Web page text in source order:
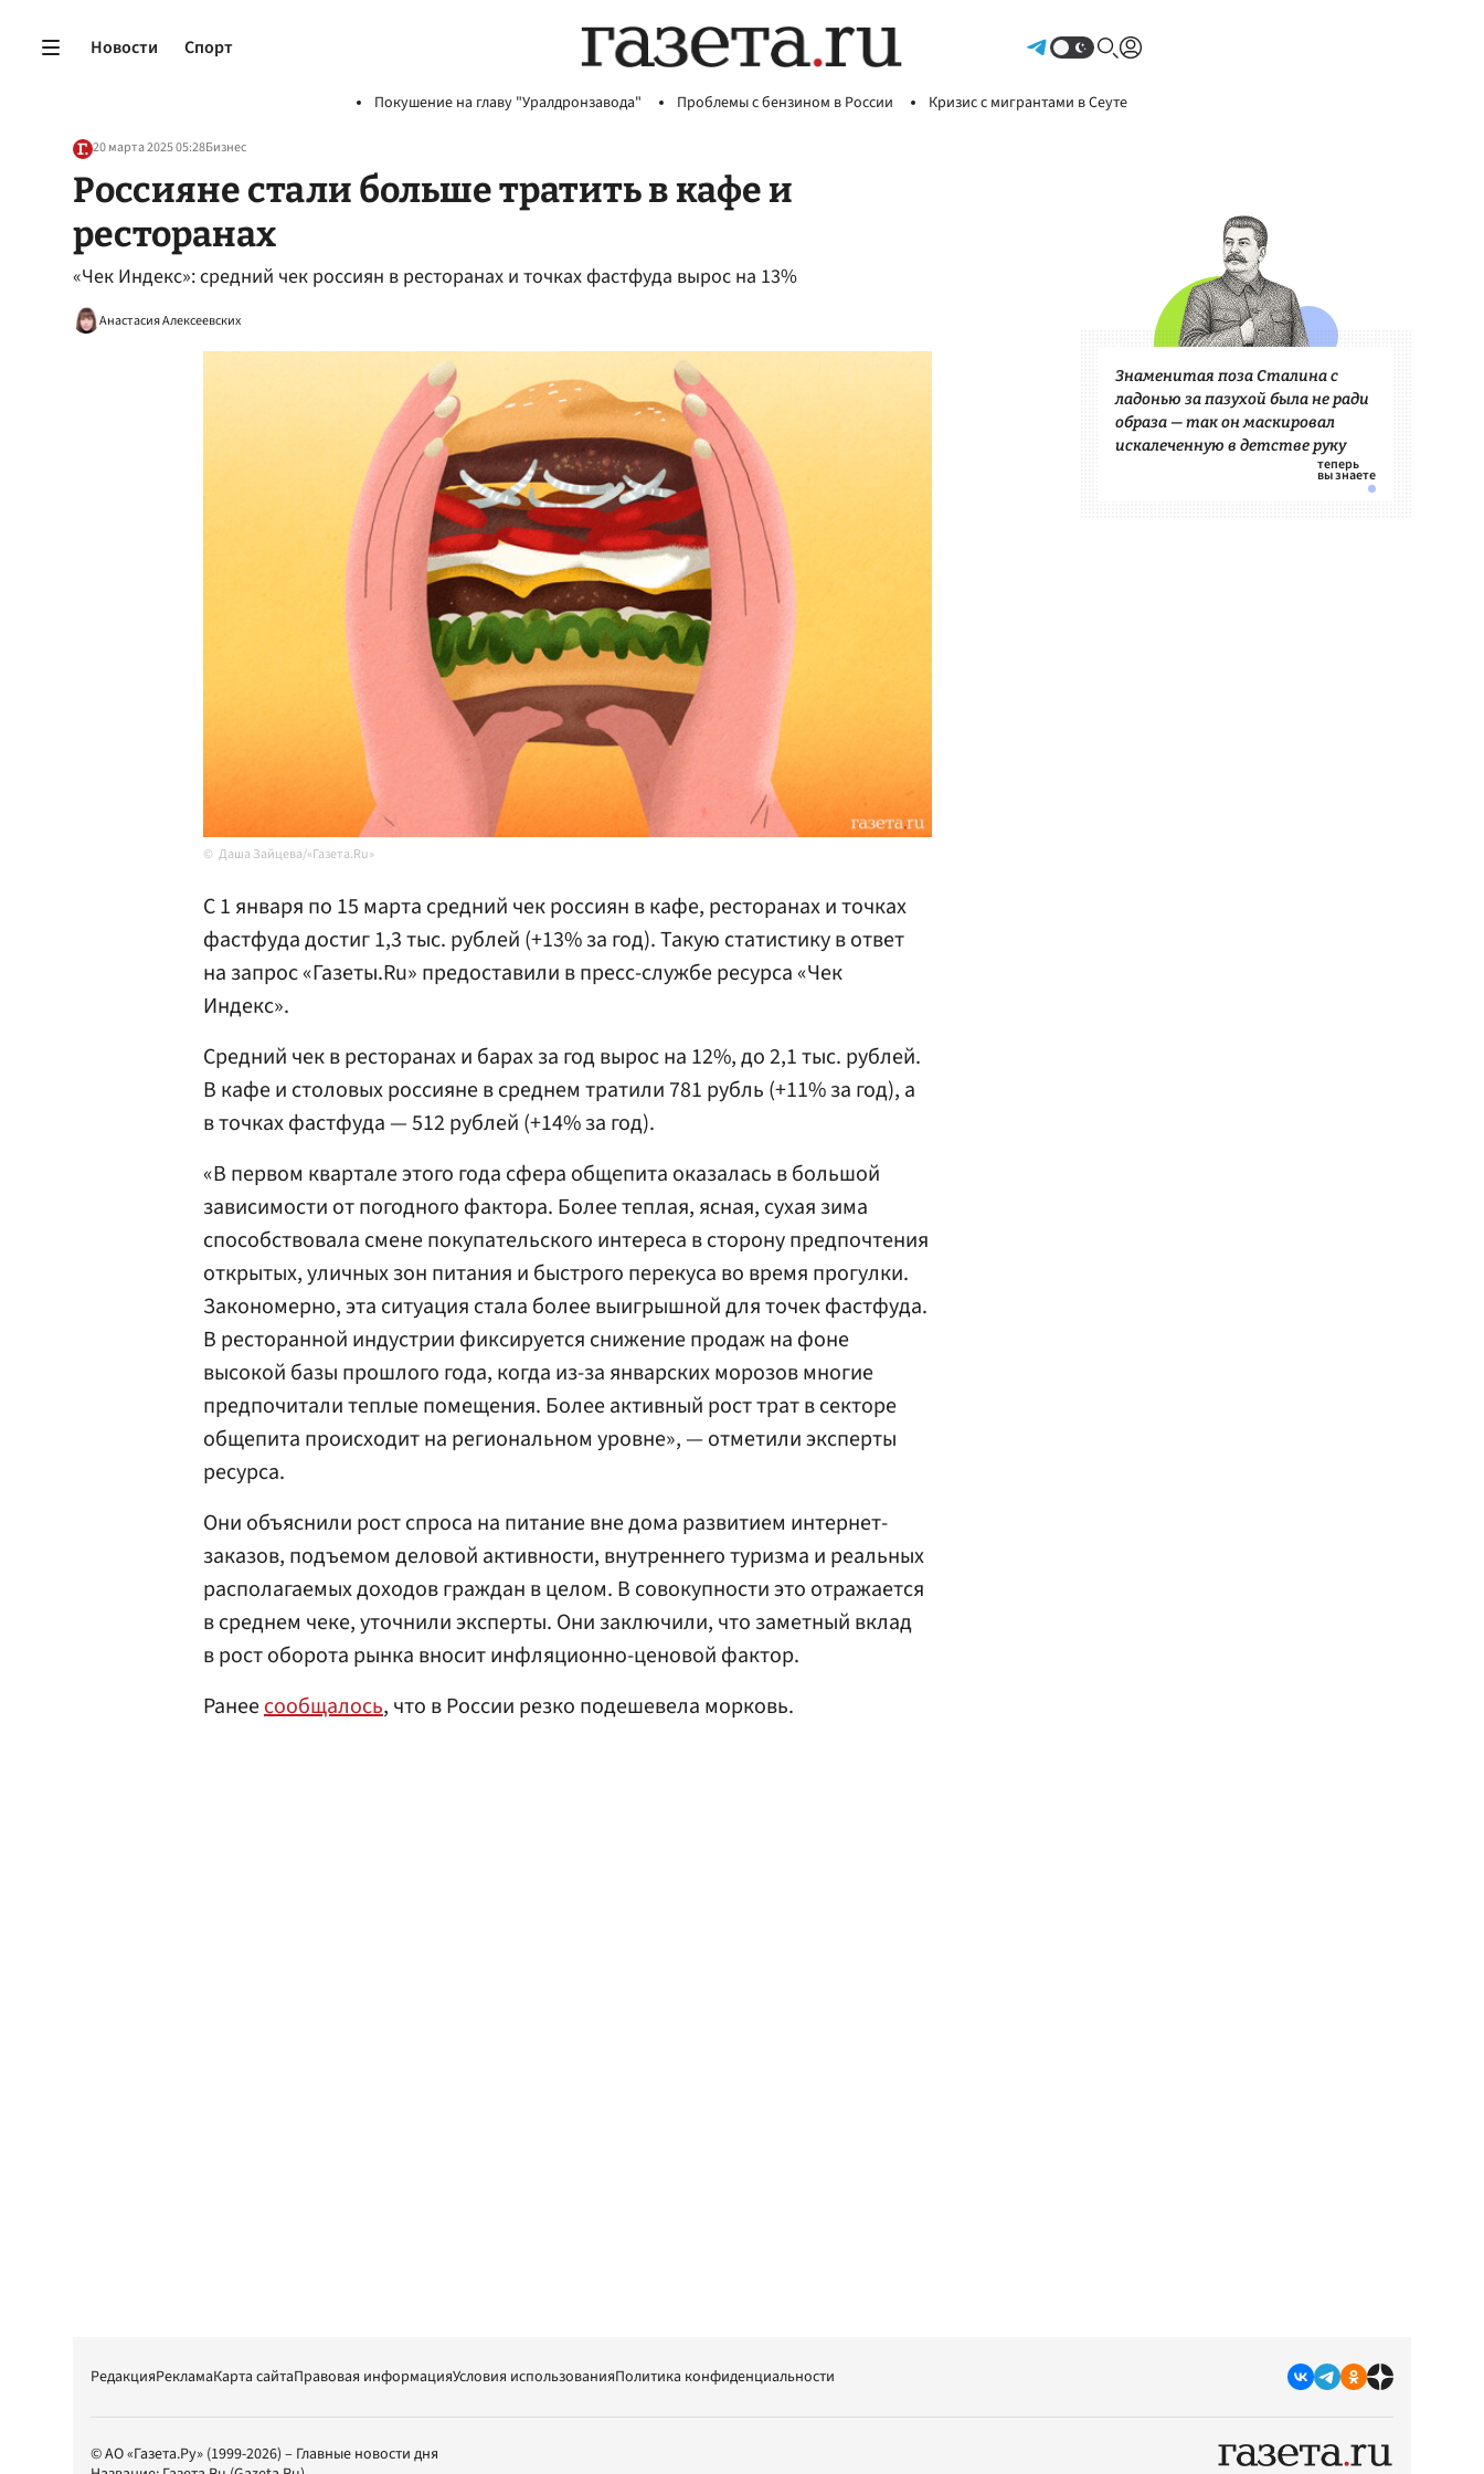
Новости Спорт
Покушение на главу "Уралдронзавода" Проблемы с бензином в России Кризис с мигрантами в Сеуте
20 марта 2025 05:28Бизнес
Россияне стали больше тратить в кафе и
ресторанах
«Чек Индекс»: средний чек россиян в ресторанах и точках фастфуда вырос на 13%
Анастасия Алексеевских
Даша Зайцева/«Газета.Ru»
С 1 января по 15 марта средний чек россиян в кафе, ресторанах и точках
фастфуда достиг 1,3 тыс. рублей (+13% за год). Такую статистику в ответ
на запрос «Газеты.Ru» предоставили в пресс-службе ресурса «Чек
Индекс».
Средний чек в ресторанах и барах за год вырос на 12%, до 2,1 тыс. рублей.
В кафе и столовых россияне в среднем тратили 781 рубль (+11% за год), а
в точках фастфуда — 512 рублей (+14% за год).
«В первом квартале этого года сфера общепита оказалась в большой
зависимости от погодного фактора. Более теплая, ясная, сухая зима
способствовала смене покупательского интереса в сторону предпочтения
открытых, уличных зон питания и быстрого перекуса во время прогулки.
Закономерно, эта ситуация стала более выигрышной для точек фастфуда.
В ресторанной индустрии фиксируется снижение продаж на фоне
высокой базы прошлого года, когда из-за январских морозов многие
предпочитали теплые помещения. Более активный рост трат в секторе
общепита происходит на региональном уровне», — отметили эксперты
ресурса.
Они объяснили рост спроса на питание вне дома развитием интернет-
заказов, подъемом деловой активности, внутреннего туризма и реальных
располагаемых доходов граждан в целом. В совокупности это отражается
в среднем чеке, уточнили эксперты. Они заключили, что заметный вклад
в рост оборота рынка вносит инфляционно-ценовой фактор.
Ранеесообщалось, что в России резко подешевела морковь.
Знаменитая поза Сталина с
ладонью за пазухой была не ради
образа — так он маскировал
искалеченную в детстве руку
РедакцияРекламаКарта сайтаПравовая информацияУсловия использованияПолитика конфиденциальности
© АО «Газета.Ру» (1999-2026) – Главные новости дня